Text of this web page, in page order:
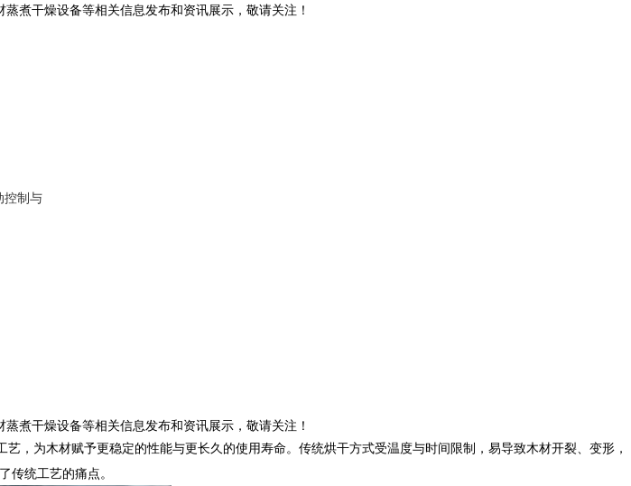
煮干燥设备等相关信息发布和资讯展示，敬请关注！
控制与
煮干燥设备等相关信息发布和资讯展示，敬请关注！
，为木材赋予更稳定的性能与更长久的使用寿命。传统烘干方式受温度与时间限制，易导致木材开裂、变形，
统工艺的痛点。